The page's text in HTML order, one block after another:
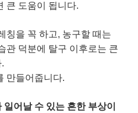
큰 도움이 됩니다.
칭을 꼭 하고, 농구할 때는
관 덕분에 탈구 이후로는 큰
만들어줍니다.
어날 수 있는 흔한 부상이